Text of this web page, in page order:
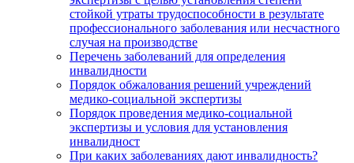
стойкой утраты трудоспособности в результате
профессионального заболевания или несчастного
случая на производстве
Перечень заболеваний для определения
инвалидности
Порядок обжалования решений учреждений
медико-социальной экспертизы
Порядок проведения медико-социальной
экспертизы и условия для установления
инвалидност
При каких заболеваниях дают инвалидность?